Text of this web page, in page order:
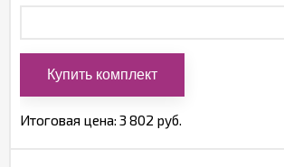
Итоговая цена: 3 802 руб.